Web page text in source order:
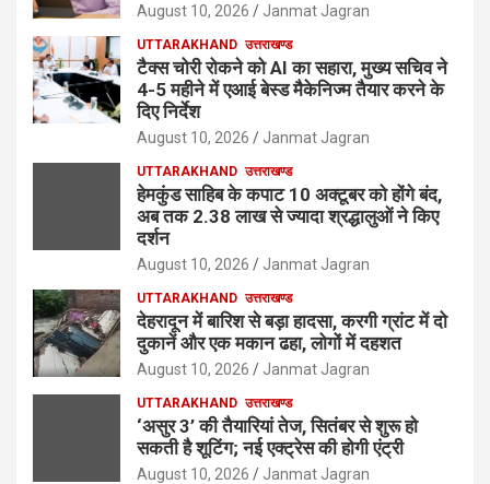
August 10, 2026 Janmat Jagran
UTTARAKHAND उत्तराखण्ड
टैक्स चोरी रोकने को AI का सहारा, मुख्य सचिव ने
4-5 महीने में एआई बेस्ड मैकेनिज्म तैयार करने के
दिए निर्देश
August 10, 2026 Janmat Jagran
UTTARAKHAND उत्तराखण्ड
हेमकुंड साहिब के कपाट 10 अक्टूबर को होंगे बंद,
अब तक 2.38 लाख से ज्यादा श्रद्धालुओं ने किए
दर्शन
August 10, 2026 Janmat Jagran
UTTARAKHAND उत्तराखण्ड
देहरादून में बारिश से बड़ा हादसा, करगी ग्रांट में दो
दुकानें और एक मकान ढहा, लोगों में दहशत
August 10, 2026 Janmat Jagran
UTTARAKHAND उत्तराखण्ड
‘असुर 3’ की तैयारियां तेज, सितंबर से शुरू हो
सकती है शूटिंग; नई एक्ट्रेस की होगी एंट्री
August 10, 2026 Janmat Jagran